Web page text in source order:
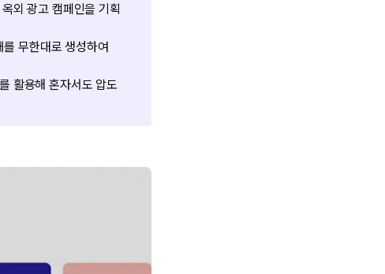
외 광고 캠페인을 기획
무한대로 생성하여
활용해 혼자서도 압도